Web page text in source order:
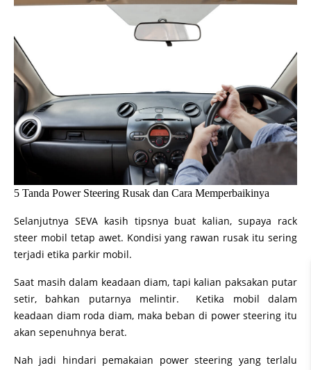
5 Tanda Power Steering Rusak dan Cara Memperbaikinya
Selanjutnya SEVA kasih tipsnya buat kalian, supaya rack
steer mobil tetap awet. Kondisi yang rawan rusak itu sering
terjadi etika parkir mobil.
Saat masih dalam keadaan diam, tapi kalian paksakan putar
setir, bahkan putarnya melintir. Ketika mobil dalam
keadaan diam roda diam, maka beban di power steering itu
akan sepenuhnya berat.
Nah jadi hindari pemakaian power steering yang terlalu